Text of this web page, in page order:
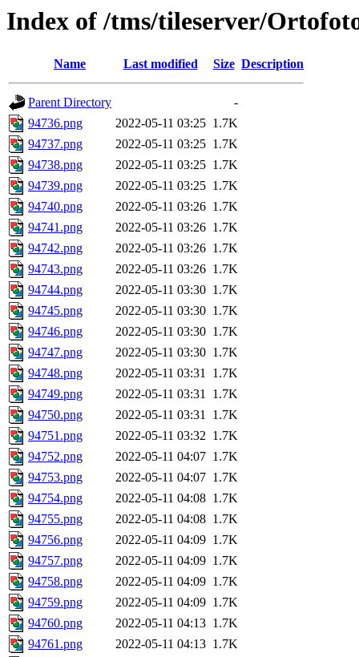
Index of /tms/tileserver/
Name Last modified Size Description
Parent Directory
-
94736.png
2022-05-11 03:25 1.7K
94737.png
2022-05-11 03:25 1.7K
94738.png
2022-05-11 03:25 1.7K
94739.png
2022-05-11 03:25 1.7K
94740.png
2022-05-11 03:26 1.7K
94741.png
2022-05-11 03:26 1.7K
94742.png
2022-05-11 03:26 1.7K
94743.png
2022-05-11 03:26 1.7K
94744.png
2022-05-11 03:30 1.7K
94745.png
2022-05-11 03:30 1.7K
94746.png
2022-05-11 03:30 1.7K
94747.png
2022-05-11 03:30 1.7K
94748.png
2022-05-11 03:31 1.7K
94749.png
2022-05-11 03:31 1.7K
94750.png
2022-05-11 03:31 1.7K
94751.png
2022-05-11 03:32 1.7K
94752.png
2022-05-11 04:07 1.7K
94753.png
2022-05-11 04:07 1.7K
94754.png
2022-05-11 04:08 1.7K
94755.png
2022-05-11 04:08 1.7K
94756.png
2022-05-11 04:09 1.7K
94757.png
2022-05-11 04:09 1.7K
94758.png
2022-05-11 04:09 1.7K
94759.png
2022-05-11 04:09 1.7K
94760.png
2022-05-11 04:13 1.7K
94761.png
2022-05-11 04:13 1.7K